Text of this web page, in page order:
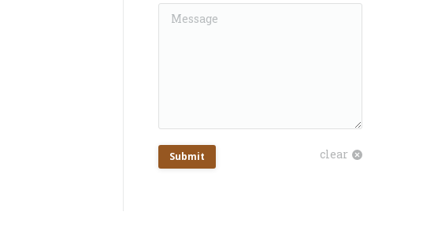
Message
Submit clear